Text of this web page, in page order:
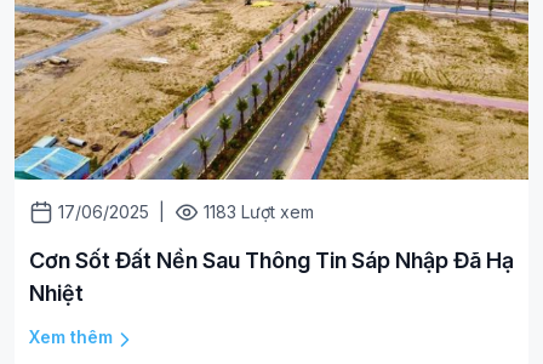
17/06/2025 1183 Lượt xem
Cơn Sốt Đất Nền Sau Thông Tin Sáp Nhập Đã Hạ
Nhiệt
Xem thêm